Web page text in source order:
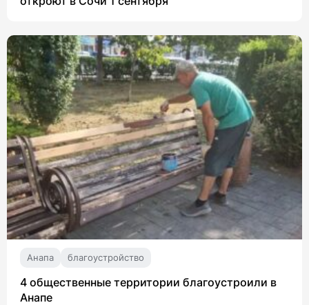
Анапа благоустройство
4 общественные территории благоустроили в
Анапе